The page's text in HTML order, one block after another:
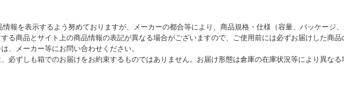
報を表示するよう努めておりますが、メーカーの都合等により、商品規格・仕様（容量、パッケージ
る商品とサイト上の商品情報の表記が異なる場合がございますので、ご使用前には必ずお届けした商
、メーカー等にお問い合わせください。
必ずしも箱でのお届けをお約束するものではありません。お届け形態は倉庫の在庫状況等により異な